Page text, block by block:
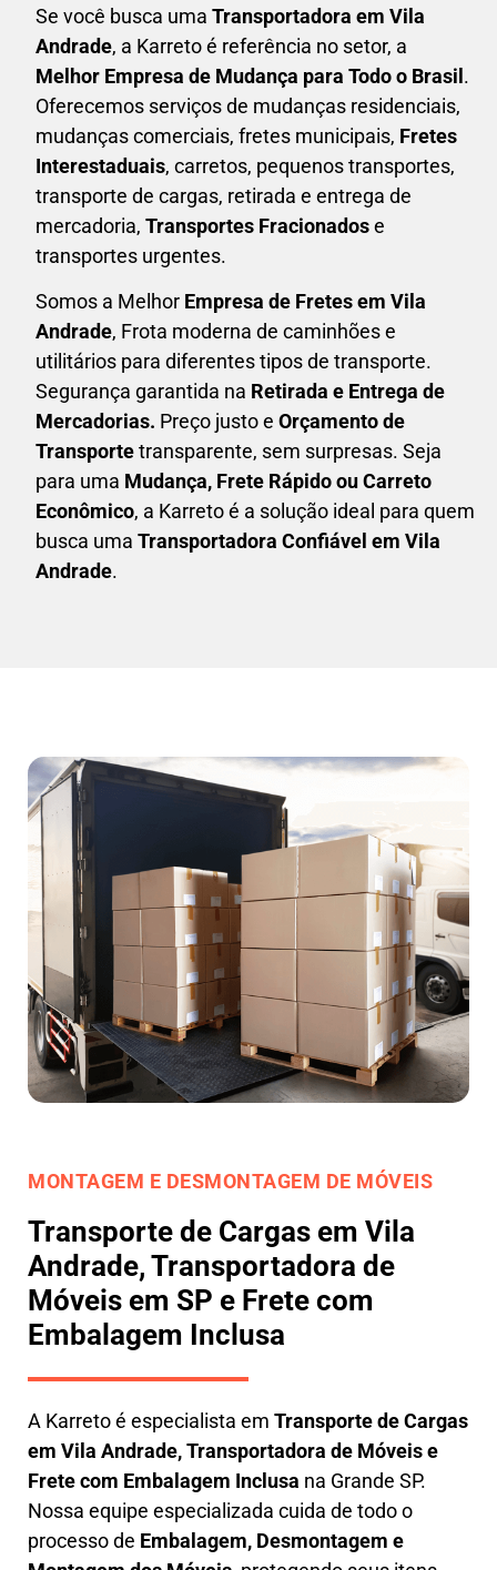
Se você busca uma Transportadora em Vila
Andrade, a Karreto é referência no setor, a
Melhor Empresa de Mudança para Todo o Brasil.
Oferecemos serviços de mudanças residenciais,
mudanças comerciais, fretes municipais, Fretes
Interestaduais, carretos, pequenos transportes,
transporte de cargas, retirada e entrega de
mercadoria, Transportes Fracionadose
transportes urgentes.
Somos a Melhor Empresa de Fretes em Vila
Andrade, Frota moderna de caminhões e
utilitários para diferentes tipos de transporte.
Segurança garantida na Retirada e Entrega de
Mercadorias. Preço justo e Orçamento de
Transportetransparente, sem surpresas. Seja
para uma Mudança, Frete Rápido ou Carreto
Econômico, a Karretoé a solução ideal para quem
busca uma Transportadora Confiável em Vila
Andrade.
MONTAGEM E DESMONTAGEM DE MÓVEIS
Transporte de Cargas em Vila
Andrade, Transportadora de
Móveis em SP e Frete com
Embalagem Inclusa
A Karretoé especialista em Transporte de Cargas
em Vila Andrade,Transportadora de Móveis e
Frete com Embalagem Inclusa na Grande SP.
Nossa equipe especializada cuida de todo o
processo de Embalagem, Desmontagem e